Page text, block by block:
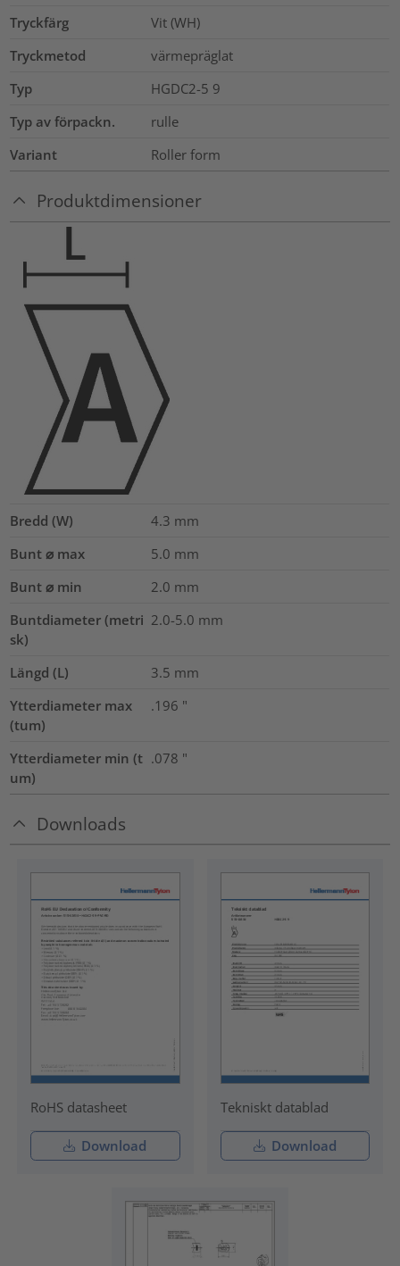
Tryckfärg
Vit (WH)
Tryckmetod
värmepräglat
Typ
HGDC2-5 9
Typ av förpackn.
rulle
Variant
Roller form
Produktdimensioner
Bredd (W) 4.3 mm
Bunt ⌀ max
5.0 mm
Bunt ⌀ min
2.0 mm
Buntdiameter (metri
sk)
2.0-5.0 mm
Längd (L) 3.5 mm
Ytterdiameter max
(tum)
.196 "
Ytterdiameter min (t
um)
.078 "
Downloads
RoHS datasheet
Download
Tekniskt datablad
Download